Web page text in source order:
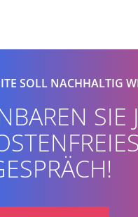
SOLL NACHHALTIG
SIE